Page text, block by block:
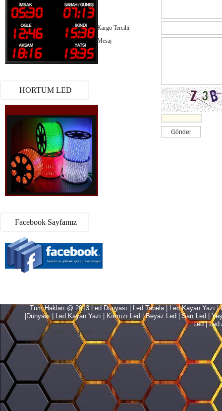
HORTUM LED
Facebook Sayfamız
Kargo Tercihi
Mesaj
Tüm Hakları @ 2013 Led Dünyası | Led Tabela | Led Kayan
|Dünyası | Led Kayan Yazı | Kırmızı Led | Beyaz Led | Sarı Led |
Led | Led
Translate Company